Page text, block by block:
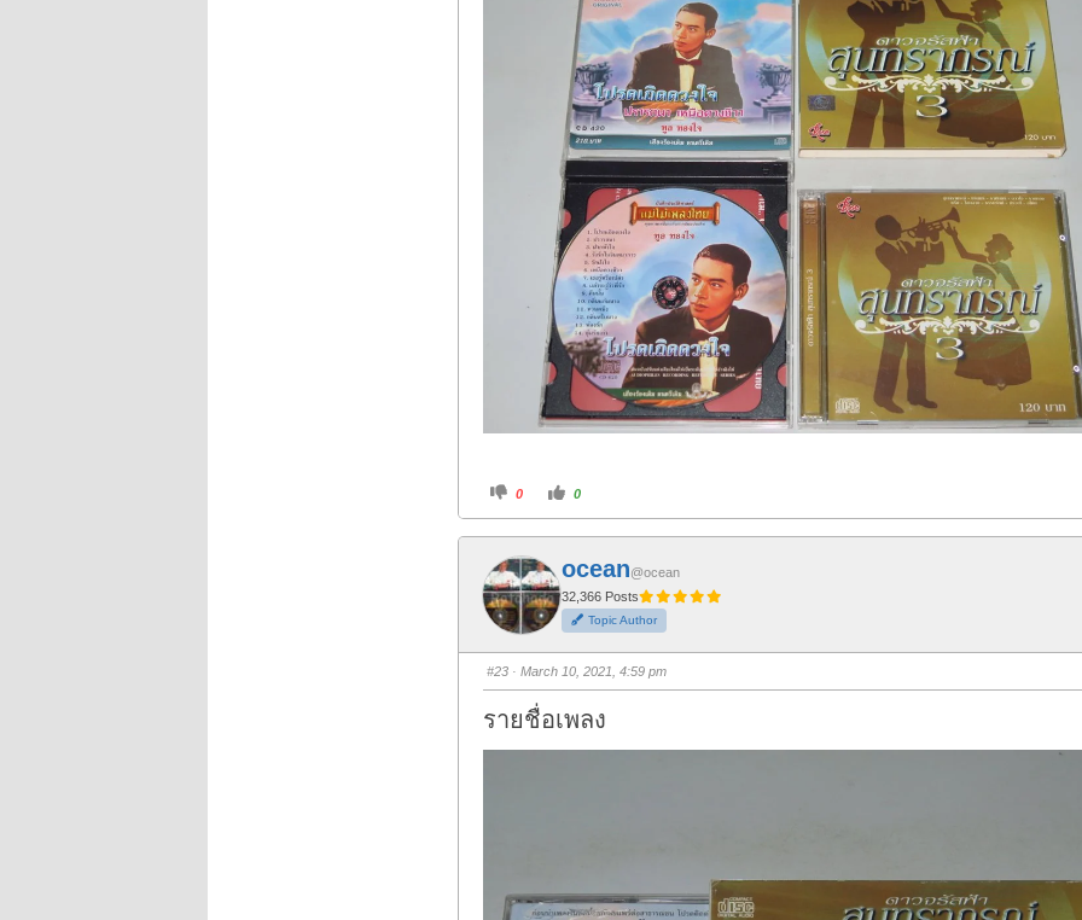
C
i
f
o
r
t
h
u
m
d
o
n
.
0
C
i
o
t
h
u
m
u
p
0
ocean@ocean
32,366 Posts
Topic Author
#23· March 10, 2021, 4:59 pm
รายชื่อเพลง